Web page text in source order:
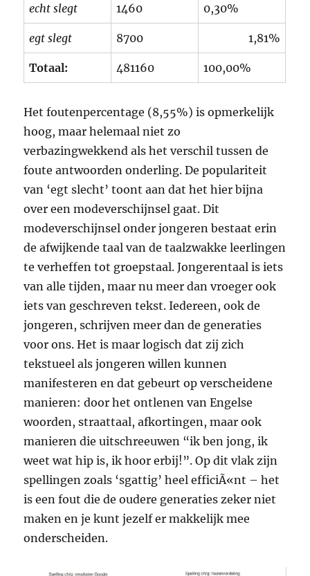
echt slegt 1460 0,30%
egt slegt 8700 1,81%
Totaal: 481160 100,00%
Het foutenpercentage (8,55%) is opmerkelijk
hoog, maar helemaal niet zo
verbazingwekkend als het verschil tussen de
foute antwoorden onderling. De populariteit
van ‘egt slecht’ toont aan dat het hier bijna
over een modeverschijnsel gaat. Dit
modeverschijnsel onder jongeren bestaat erin
de afwijkende taal van de taalzwakke leerlingen
te verheffen tot groepstaal. Jongerentaal is iets
van alle tijden, maar nu meer dan vroeger ook
iets van geschreven tekst. Iedereen, ook de
jongeren, schrijven meer dan de generaties
voor ons. Het is maar logisch dat zij zich
tekstueel als jongeren willen kunnen
manifesteren en dat gebeurt op verscheidene
manieren: door het ontlenen van Engelse
woorden, straattaal, afkortingen, maar ook
manieren die uitschreeuwen “ik ben jong, ik
weet wat hip is, ik hoor erbij!”. Op dit vlak zijn
spellingen zoals ‘sgattig’ heel efficiÃ«nt – het
is een fout die de oudere generaties zeker niet
maken en je kunt jezelf er makkelijk mee
onderscheiden.